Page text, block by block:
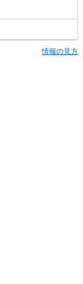
情報の見方